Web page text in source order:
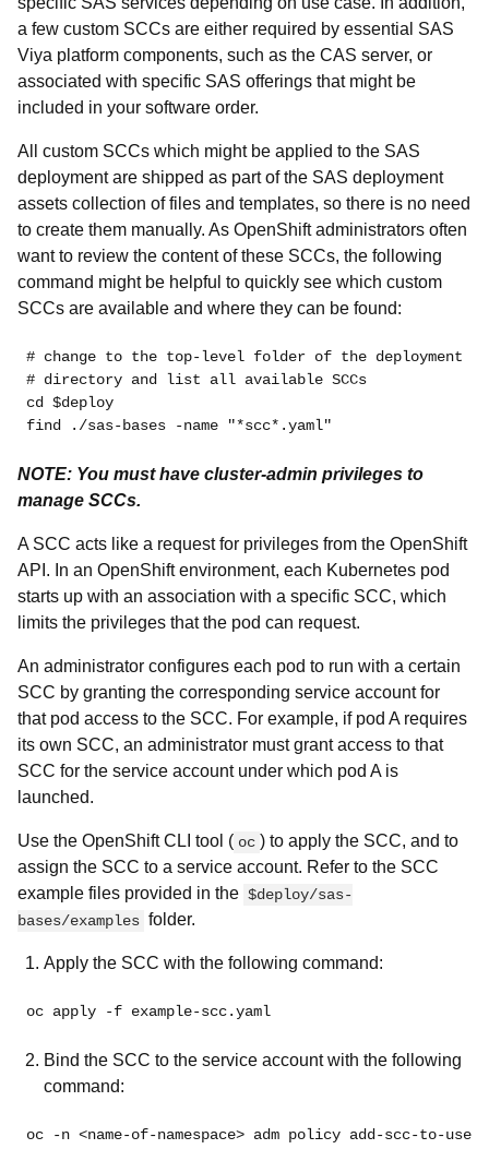
a few custom SCCs are either required by essential SAS
Viya platform components, such as the CAS server, or
associated with specific SAS offerings that might be
included in your software order.
All custom SCCs which might be applied to the SAS
deployment are shipped as part of the SAS deployment
assets collection of files and templates, so there is no need
to create them manually. As OpenShift administrators often
want to review the content of these SCCs, the following
command might be helpful to quickly see which custom
SCCs are available and where they can be found:
# change to the top-level folder of the deployment
# directory and list all available SCCs
cd $deploy
find ./sas-bases -name "*scc*.yaml"
NOTE: You must have cluster-admin privileges to
manage SCCs.
A SCC acts like a request for privileges from the OpenShift
API. In an OpenShift environment, each Kubernetes pod
starts up with an association with a specific SCC, which
limits the privileges that the pod can request.
An administrator configures each pod to run with a certain
SCC by granting the corresponding service account for
that pod access to the SCC. For example, if pod A requires
its own SCC, an administrator must grant access to that
SCC for the service account under which pod A is
launched.
Use the OpenShift CLI tool ( oc ) to apply the SCC, and to
assign the SCC to a service account. Refer to the SCC
example files provided in the $deploy/sas-
bases/examples folder.
Apply the SCC with the following command:
oc apply -f example-scc.yaml
Bind the SCC to the service account with the following
command:
oc -n <name-of-namespace> adm policy add-scc-to-